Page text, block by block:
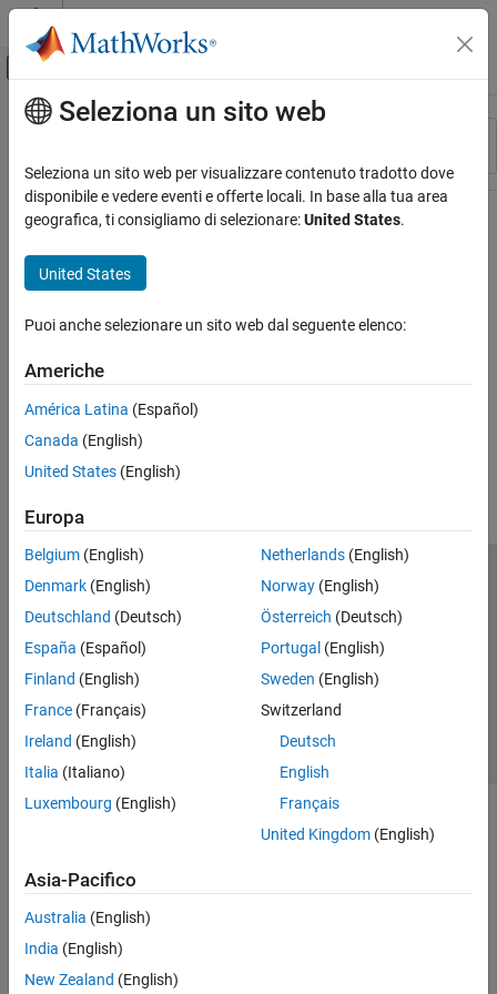
Vai al contenuto
Attiva/disattiva menu di navigazione
Risorsa
Stato
Contenuto principale
Seleziona un sito web
Seleziona un sito web per visualizzare contenuto tradotto dove
disponibile e vedere eventi e offerte locali. In base alla tua area
geografica, ti consigliamo di selezionare:United States.
United States
Puoi anche selezionare un sito web dal seguente elenco:
Americhe
América Latina (Español)
Canada (English)
United States (English)
Europa
Belgium (English)
Denmark (English)
Deutschland (Deutsch)
España (Español)
Finland (English)
France (Français)
Ireland (English)
Italia (Italiano)
Luxembourg (English)
Netherlands(English)
Norway(English)
Österreich (Deutsch)
Portugal (English)
Sweden (English)
Switzerland
Deutsch
English
Français
United Kingdom(English)
Asia-Pacifico
Australia (English)
India (English)
New Zealand (English)
Centro di fiducia
Informativa sulla privacy
Antipirateria
Stato dell'applicazione
Contatti
© 1994-2026 The MathWorks, Inc.